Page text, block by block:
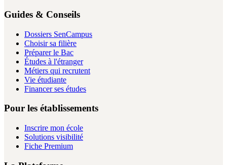
Guides & Conseils
Dossiers SenCampus
Choisir sa filière
Préparer le Bac
Études à l'étranger
Métiers qui recrutent
Vie étudiante
Financer ses études
Pour les établissements
Inscrire mon école
Solutions visibilité
Fiche Premium